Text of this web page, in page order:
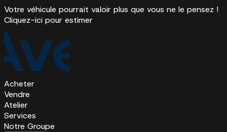
Votre véhicule pourrait valoir plus que vous ne le pensez !
Cliquez-ici pour estimer
Acheter
Vendre
Atelier
Services
Notre Groupe